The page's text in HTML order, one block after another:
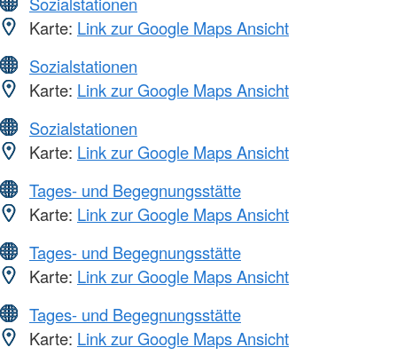
Karte: Link zur Google Maps Ansicht
Sozialstationen
Karte: Link zur Google Maps Ansicht
Sozialstationen
Karte: Link zur Google Maps Ansicht
Tages- und Begegnungsstätte
Karte: Link zur Google Maps Ansicht
Tages- und Begegnungsstätte
Karte: Link zur Google Maps Ansicht
Tages- und Begegnungsstätte
Karte: Link zur Google Maps Ansicht